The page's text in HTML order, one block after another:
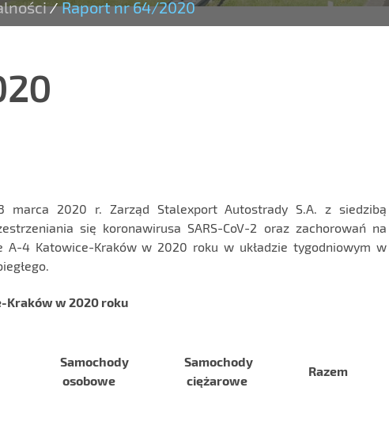
/ Raport nr 64/2020
2020 r. Zarząd Stalexport Autostrady S.A. z siedzibą
się koronawirusa SARS-CoV-2 oraz zachorowań na
A-4 Katowice-Kraków w 2020 roku w układzie tygodniowym w
Kraków w 2020 roku
Samochody
osobowe
Samochody
ciężarowe
Razem